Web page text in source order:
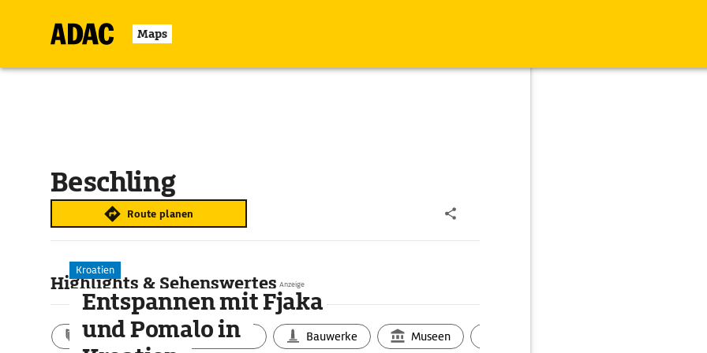
Maps
Beschling
Route planen
Highlights & Sehenswertes
Aktivitäten Landschaft Bauwerke Museen
Anzeige
Kroatien
Entspannen mit Fjaka
und Pomalo in